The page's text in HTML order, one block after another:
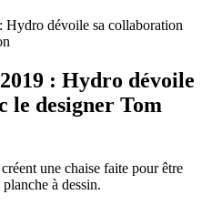
dévoile sa collaboration
: Hydro dévoile
le designer Tom
une chaise faite pour être
à dessin.